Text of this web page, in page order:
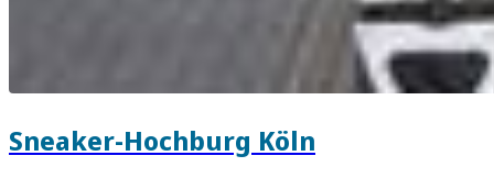
Sneaker-Hochburg Köln